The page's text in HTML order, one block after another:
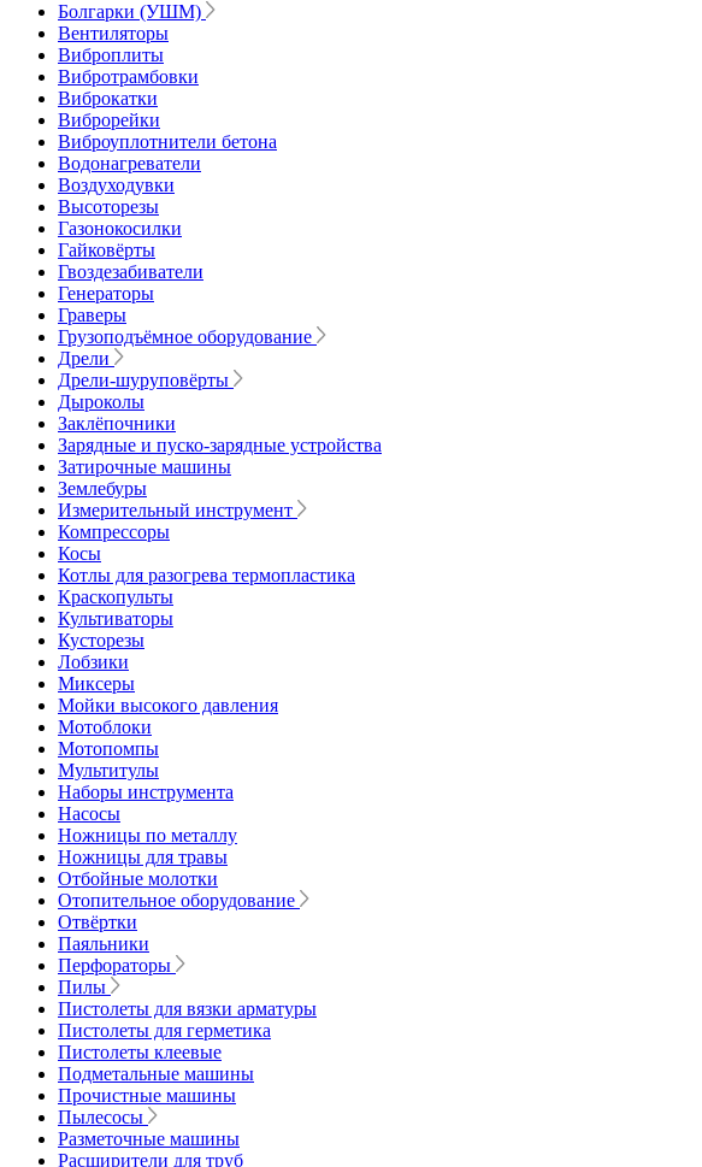
Болгарки (УШМ)
Вентиляторы
Виброплиты
Вибротрамбовки
Виброкатки
Виброрейки
Виброуплотнители бетона
Водонагреватели
Воздуходувки
Высоторезы
Газонокосилки
Гайковёрты
Гвоздезабиватели
Генераторы
Граверы
Грузоподъёмное оборудование
Дрели
Дрели-шуруповёрты
Дыроколы
Заклёпочники
Зарядные и пуско-зарядные устройства
Затирочные машины
Землебуры
Измерительный инструмент
Компрессоры
Косы
Котлы для разогрева термопластика
Краскопульты
Культиваторы
Кусторезы
Лобзики
Миксеры
Мойки высокого давления
Мотоблоки
Мотопомпы
Мультитулы
Наборы инструмента
Насосы
Ножницы по металлу
Ножницы для травы
Отбойные молотки
Отопительное оборудование
Отвёртки
Паяльники
Перфораторы
Пилы
Пистолеты для вязки арматуры
Пистолеты для герметика
Пистолеты клеевые
Подметальные машины
Прочистные машины
Пылесосы
Разметочные машины
Расширители для труб